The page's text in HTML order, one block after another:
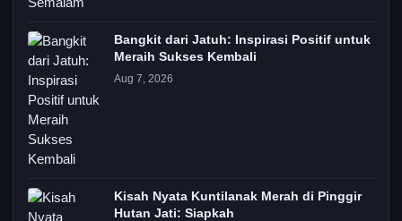
Bangkit dari Jatuh: Inspirasi Positif untuk
Meraih Sukses Kembali
Aug 7, 2026
Kisah Nyata Kuntilanak Merah di Pinggir
Hutan Jati: Siapkah